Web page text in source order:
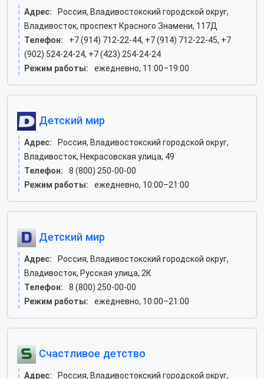
Адрес:
Россия, Владивостокский городской округ,
Владивосток, проспект Красного Знамени, 117Д
Телефон:
+7 (914) 712-22-44, +7 (914) 712-22-45, +7
(902) 524-24-24, +7 (423) 254-24-24
Режим работы:
ежедневно, 11:00–19:00
Детский мир
Адрес:
Россия, Владивостокский городской округ,
Владивосток, Некрасовская улица, 49
Телефон:
8 (800) 250-00-00
Режим работы:
ежедневно, 10:00–21:00
Детский мир
Адрес:
Россия, Владивостокский городской округ,
Владивосток, Русская улица, 2К
Телефон:
8 (800) 250-00-00
Режим работы:
ежедневно, 10:00–21:00
Счастливое детство
Адрес:
Россия, Владивостокский городской округ,